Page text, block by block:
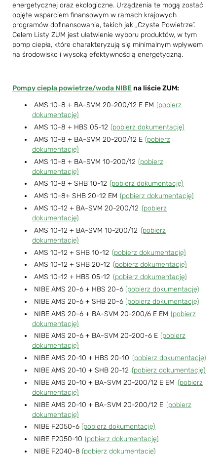
energetycznej oraz ekologiczne. Urządzenia te mogą zostać
objęte wsparciem finansowym w ramach krajowych
programów dofinansowania, takich jak „Czyste Powietrze”.
Celem Listy ZUM jest ułatwienie wyboru produktów, w tym
pomp ciepła, które charakteryzują się minimalnym wpływem
na środowisko i wysoką efektywnością energetyczną.
Pompy ciepła powietrze/woda NIBE na liście ZUM:
AMS 10-8 + BA-SVM 20-200/12 E EM (pobierz
dokumentację)
AMS 10-8 + HBS 05-12 (pobierz dokumentację)
AMS 10-8 + BA-SVM 20-200/12 E (pobierz
dokumentację)
AMS 10-8 + BA-SVM 10-200/12 (pobierz
dokumentację)
AMS 10-8 + SHB 10-12 (pobierz dokumentację)
AMS 10-8+ SHB 20-12 EM (pobierz dokumentację)
AMS 10-12 + BA-SVM 20-200/12 (pobierz
dokumentację)
AMS 10-12 + BA-SVM 10-200/12 (pobierz
dokumentację)
AMS 10-12 + SHB 10-12 (pobierz dokumentację)
AMS 10-12 + SHB 20-12 (pobierz dokumentację)
AMS 10-12 + HBS 05-12 (pobierz dokumentację)
NIBE AMS 20-6 + HBS 20-6 (pobierz dokumentację)
NIBE AMS 20-6 + SHB 20-6 (pobierz dokumentację)
NIBE AMS 20-6 + BA-SVM 20-200/6 E EM (pobierz
dokumentację)
NIBE AMS 20-6 + BA-SVM 20-200-6 E (pobierz
dokumentację)
NIBE AMS 20-10 + HBS 20-10 (pobierz dokumentację)
NIBE AMS 20-10 + SHB 20-12 (pobierz dokumentację)
NIBE AMS 20-10 + BA-SVM 20-200/12 E EM (pobierz
dokumentację)
NIBE AMS 20-10 + BA-SVM 20-200/12 E (pobierz
dokumentację)
NIBE F2050-6 (pobierz dokumentację)
NIBE F2050-10 (pobierz dokumentację)
NIBE F2040-8 (pobierz dokumentację)